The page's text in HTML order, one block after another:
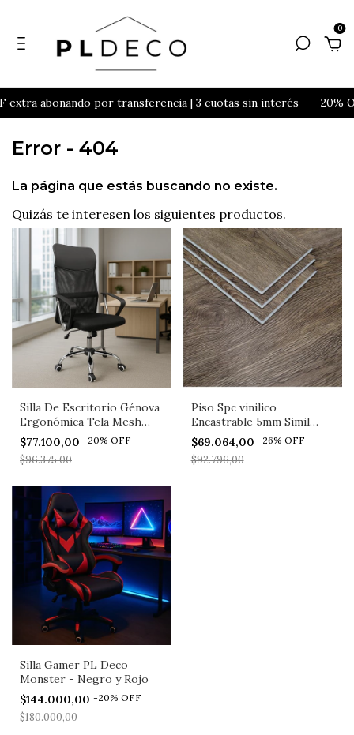
0
extra abonando por transferencia | 3 cuotas sin interés 20%
Error - 404
La página que estás buscando no existe.
Quizás te interesen los siguientes productos.
Silla De Escritorio Génova
Ergonómica Tela Mesh
Negra Pldeco
$77.100,00 -20% OFF
$96.375,00
Piso Spc vinilico
Encastrable 5mm Simil
Madera - Roble Imperial
$69.064,00 -26% OFF
$92.796,00
Silla Gamer PL Deco
Monster - Negro y Rojo
$144.000,00 -20% OFF
$180.000,00